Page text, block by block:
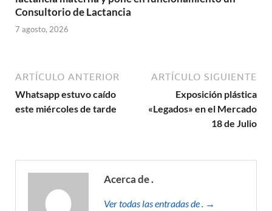
Consultorio de Lactancia
7 agosto, 2026
ARTÍCULO ANTERIOR
Whatsapp estuvo caído
este miércoles de tarde
ARTÍCULO SIGUIENTE
Exposición plástica
«Legados» en el Mercado
18 de Julio
Acerca de .
Ver todas las entradas de . →